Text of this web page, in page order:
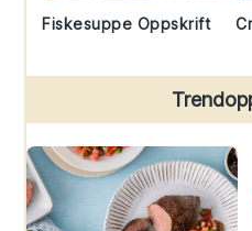
Fiskesuppe Oppskrift